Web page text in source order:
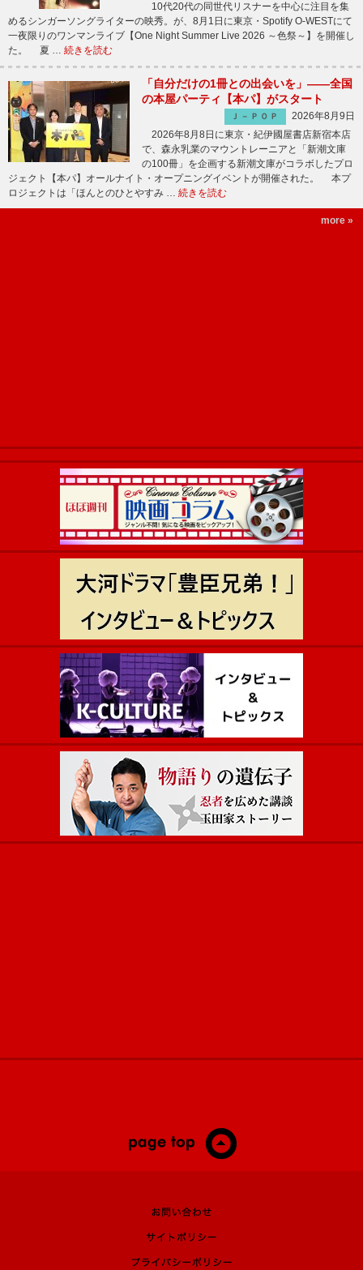
10代20代の同世代リスナーを中心に注目を集
めるシンガーソングライターの映秀。が、8月1日に東京・Spotify O-WESTにて
一夜限りのワンマンライブ【One Night Summer Live 2026 ～色祭～】を開催し
た。 夏 … 続きを読む
「自分だけの1冊との出会いを」――全国
の本屋パーティ【本パ】がスタート
Ｊ－ＰＯＰ
2026年8月9日
2026年8月8日に東京・紀伊國屋書店新宿本店
で、森永乳業のマウントレーニアと「新潮文庫
の100冊」を企画する新潮文庫がコラボしたプロ
ジェクト【本パ】オールナイト・オープニングイベントが開催された。 本プ
ロジェクトは「ほんとのひとやすみ … 続きを読む
more »